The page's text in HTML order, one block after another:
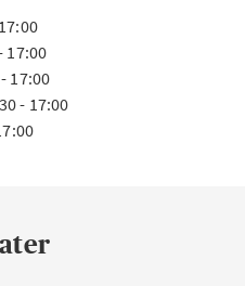
17:00
17:00
- 17:00